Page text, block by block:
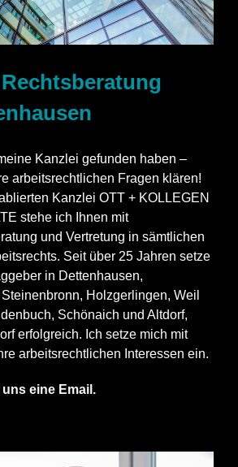
Kanzlei gefunden haben –
arbeitsrechtlichen Fragen klären!
Kanzlei OTT + KOLLEGEN
stehe ich Ihnen mit
und Vertretung in sämtlichen
Seit über 25 Jahren setze
in Dettenhausen,
Holzgerlingen, Weil
Schönaich und Altdorf,
erfolgreich. Ich setze mich mit
arbeitsrechtlichen Interessen ein.
eine Email.